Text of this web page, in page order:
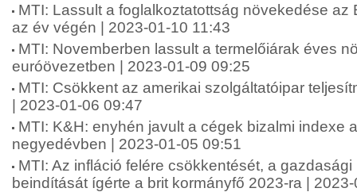
MTI: Lassult a foglalkoztatottság növekedése az
az év végén | 2023-01-10 11:43
MTI: Novemberben lassult a termelőiárak éves
euróövezetben | 2023-01-09 09:25
MTI: Csökkent az amerikai szolgáltatóipar
| 2023-01-06 09:47
MTI: K&H: enyhén javult a cégek bizalmi indexe
negyedévben | 2023-01-05 09:51
MTI: Az infláció felére csökkentését, a
beindítását ígérte a brit kormányfő 2023-ra |